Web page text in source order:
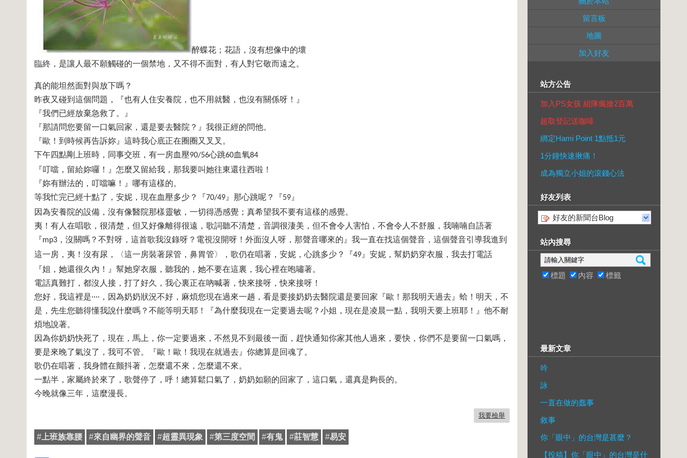
醉蝶花；花語，沒有想像中的壞
臨終，是讓人最不願觸碰的一個禁地，又不得不面對，有人對它敬而遠之。
真的能坦然面對與放下嗎？
昨夜又碰到這個問題，『也有人住安養院，也不用就醫，也沒有關係呀！』
『我們已經放棄急救了。』
『那請問您要留一口氣回家，還是要去醫院？』我很正經的問他。
『歐！到時候再告訴妳』這時我心底正在圈圈又叉叉。
下午四點剛上班時，同事交班，有一房血壓90/56心跳60血氧84
『叮噹，留給妳囉！』怎麼又留給我，那我要叫她往東還往西啦！
『妳有辦法的，叮噹嘛！』哪有這樣的。
等我忙完已經十點了，安妮，現在血壓多少？『70/49』那心跳呢？『59』
因為安養院的設備，沒有像醫院那樣靈敏，一切得憑感覺；真希望我不要有這樣的感覺。
夷！有人在唱歌，很清楚，但又好像離得很遠，歌詞聽不清楚，音調很淒美，但不會令人害怕，不會令人不舒服，我喃喃自語著
『mp3 ，沒關嗎？不對呀，這首歌我沒錄呀？電視沒開呀！外面沒人呀，那聲音哪來的』我一直在找這個聲音，這個聲音引導我進到
這一房，夷！沒有尿，〈這一房裝著尿管，鼻胃管〉，歌仍在唱著，安妮，心跳多少？『49』安妮，幫奶奶穿衣服，我去打電話
『姐，她還很久內！』幫她穿衣服，聽我的，她不要在這裏，我心裡在咆嘯著。
電話真難打，都沒人接，打了好久，我心裏正在吶喊著，快來接呀，快來接呀！
您好，我這裡是‧‧‧‧，因為奶奶狀況不好，麻煩您現在過來一趟，看是要接奶奶去醫院還是要回家『歐！那我明天過去』蛤！明天，不
是，先生您聽得懂我說什麼嗎？不能等明天耶！『為什麼我現在一定要過去呢？小姐，現在是凌晨一點，我明天要上班耶！』他不耐
煩地說著。
因為你奶奶快死了，現在，馬上，你一定要過來，不然見不到最後一面，趕快通知你家其他人過來，要快，你們不是要留一口氣嗎，
要是來晚了氣沒了，我可不管。『歐！歐！我現在就過去』你總算是回魂了。
歌仍在唱著，我身體在颤抖著，怎麼還不來，怎麼還不來。
一點半，家屬終於來了，歌聲停了，呼！總算鬆口氣了，奶奶如願的回家了，這口氣，還真是夠長的。
今晚就像三年，這麼漫長。
我要檢舉
# 上班族靠腰 #來自幽界的聲音 #超靈異現象 #第三度空間 #有鬼 #莊智慧 #易安
留言板
地圖
加入好友
站方公告
加入PS女孩 組隊瘋搶2百萬
超取登記送咖啡
綁定Hami Point 1點抵1元
1分鐘快速揪痛！
成為獨立小姐的滾錢心法
好友列表
好友的新聞台Blog
站內搜尋
標題 內容 標籤
最新文章
吟
詠
一直在做的蠢事
敘事
你「眼中」的台灣是甚麼？
【投稿】你「眼中」的台灣是什